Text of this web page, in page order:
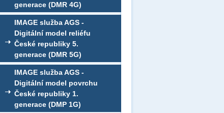
generace (DMR 4G)
IMAGE služba AGS -
Digitální model reliéfu
České republiky 5.
generace (DMR 5G)
IMAGE služba AGS -
Digitální model povrchu
České republiky 1.
generace (DMP 1G)